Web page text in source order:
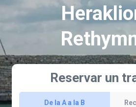
Reservar un
De la A a la B